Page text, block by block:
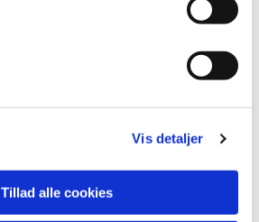
Vis detaljer
Tillad alle cookies